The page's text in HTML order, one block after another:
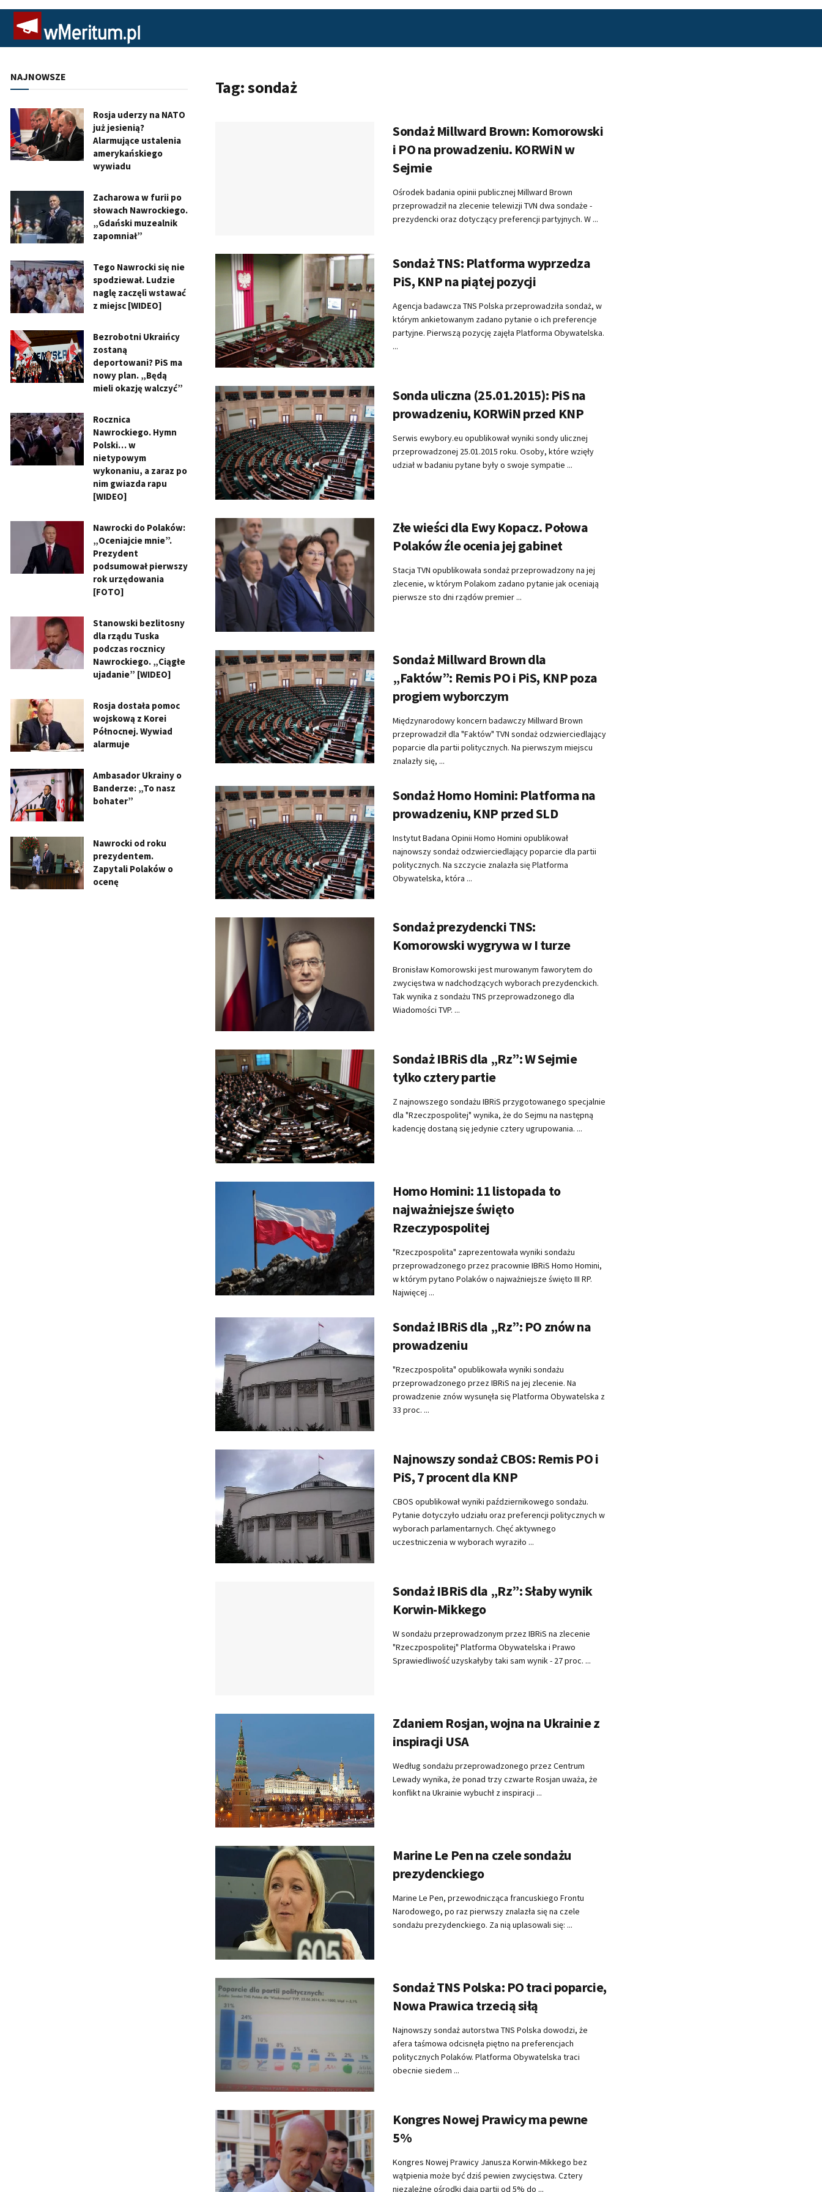
Tag:sondaż
Sondaż Millward Brown: Komorowski
i PO na prowadzeniu. KORWiN w
Sejmie
Ośrodek badania opinii publicznej Millward Brown
przeprowadził na zlecenie telewizji TVN dwa sondaże -
prezydencki oraz dotyczący preferencji partyjnych. W ...
Sondaż TNS: Platforma wyprzedza
PiS, KNP na piątej pozycji
Agencja badawcza TNS Polska przeprowadziła sondaż, w
którym ankietowanym zadano pytanie o ich preferencje
partyjne. Pierwszą pozycję zajęła Platforma Obywatelska.
...
Sonda uliczna (25.01.2015): PiS na
prowadzeniu, KORWiN przed KNP
Serwis ewybory.eu opublikował wyniki sondy ulicznej
przeprowadzonej 25.01.2015 roku. Osoby, które wzięły
udział w badaniu pytane były o swoje sympatie ...
Złe wieści dla Ewy Kopacz. Połowa
Polaków źle ocenia jej gabinet
Stacja TVN opublikowała sondaż przeprowadzony na jej
zlecenie, w którym Polakom zadano pytanie jak oceniają
pierwsze sto dni rządów premier ...
Sondaż Millward Brown dla
„Faktów”: Remis PO i PiS, KNP poza
progiem wyborczym
Międzynarodowy koncern badawczy Millward Brown
przeprowadził dla "Faktów" TVN sondaż odzwierciedlający
poparcie dla partii politycznych. Na pierwszym miejscu
znalazły się, ...
Sondaż Homo Homini: Platforma na
prowadzeniu, KNP przed SLD
Instytut Badana Opinii Homo Homini opublikował
najnowszy sondaż odzwierciedlający poparcie dla partii
politycznych. Na szczycie znalazła się Platforma
Obywatelska, która ...
Sondaż prezydencki TNS:
Komorowski wygrywa w I turze
Bronisław Komorowski jest murowanym faworytem do
zwycięstwa w nadchodzących wyborach prezydenckich.
Tak wynika z sondażu TNS przeprowadzonego dla
Wiadomości TVP. ...
Sondaż IBRiS dla „Rz”: W Sejmie
tylko cztery partie
Z najnowszego sondażu IBRiS przygotowanego specjalnie
dla "Rzeczpospolitej" wynika, że do Sejmu na następną
kadencję dostaną się jedynie cztery ugrupowania. ...
Homo Homini: 11 listopada to
najważniejsze święto
Rzeczypospolitej
"Rzeczpospolita" zaprezentowała wyniki sondażu
przeprowadzonego przez pracownie IBRiS Homo Homini,
w którym pytano Polaków o najważniejsze święto III RP.
Najwięcej ...
Sondaż IBRiS dla „Rz”: PO znów na
prowadzeniu
"Rzeczpospolita" opublikowała wyniki sondażu
przeprowadzonego przez IBRiS na jej zlecenie. Na
prowadzenie znów wysunęła się Platforma Obywatelska z
33 proc. ...
Najnowszy sondaż CBOS: Remis PO i
PiS, 7 procent dla KNP
CBOS opublikował wyniki październikowego sondażu.
Pytanie dotyczyło udziału oraz preferencji politycznych w
wyborach parlamentarnych. Chęć aktywnego
uczestniczenia w wyborach wyraziło ...
Sondaż IBRiS dla „Rz”: Słaby wynik
Korwin-Mikkego
W sondażu przeprowadzonym przez IBRiS na zlecenie
"Rzeczpospolitej" Platforma Obywatelska i Prawo
Sprawiedliwość uzyskałyby taki sam wynik - 27 proc. ...
Zdaniem Rosjan, wojna na Ukrainie z
inspiracji USA
Według sondażu przeprowadzonego przez Centrum
Lewady wynika, że ponad trzy czwarte Rosjan uważa, że
konflikt na Ukrainie wybuchł z inspiracji ...
Marine Le Pen na czele sondażu
prezydenckiego
Marine Le Pen, przewodnicząca francuskiego Frontu
Narodowego, po raz pierwszy znalazła się na czele
sondażu prezydenckiego. Za nią uplasowali się: ...
Sondaż TNS Polska: PO traci poparcie,
Nowa Prawica trzecią siłą
Najnowszy sondaż autorstwa TNS Polska dowodzi, że
afera taśmowa odcisnęła piętno na preferencjach
politycznych Polaków. Platforma Obywatelska traci
obecnie siedem ...
Kongres Nowej Prawicy ma pewne
5%
Kongres Nowej Prawicy Janusza Korwin-Mikkego bez
wątpienia może być dziś pewien zwycięstwa. Cztery
niezależne ośrodki dają partii od 5% do ...
NAJNOWSZE
Rosja uderzy na NATO
już jesienią?
Alarmujące ustalenia
amerykańskiego
wywiadu
Zacharowa w furii po
słowach Nawrockiego.
„Gdański muzealnik
zapomniał”
Tego Nawrocki się nie
spodziewał. Ludzie
naglę zaczęli wstawać
z miejsc [WIDEO]
Bezrobotni Ukraińcy
zostaną
deportowani? PiS ma
nowy plan. „Będą
mieli okazję walczyć”
Rocznica
Nawrockiego. Hymn
Polski… w
nietypowym
wykonaniu, a zaraz po
nim gwiazda rapu
[WIDEO]
Nawrocki do Polaków:
„Oceniajcie mnie”.
Prezydent
podsumował pierwszy
rok urzędowania
[FOTO]
Stanowski bezlitosny
dla rządu Tuska
podczas rocznicy
Nawrockiego. „Ciągłe
ujadanie” [WIDEO]
Rosja dostała pomoc
wojskową z Korei
Północnej. Wywiad
alarmuje
Ambasador Ukrainy o
Banderze: „To nasz
bohater”
Nawrocki od roku
prezydentem.
Zapytali Polaków o
ocenę